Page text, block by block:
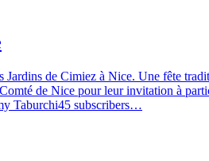
de Cimiez à Nice. Une fête
de Nice pour leur invitation à
Taburchi45 subscribers…